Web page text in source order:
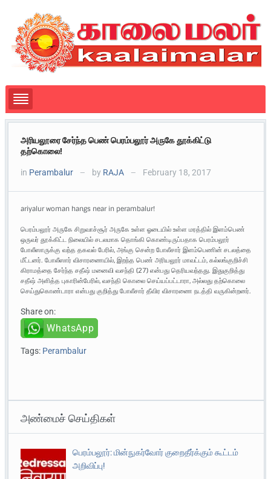
அரியலூரை சேர்ந்த பெண் பெரம்பலூர் அருகே தூக்கிட்டு
தற்கொலை!
in Perambalur — by RAJA — February 18, 2017
ariyalur woman hangs near in perambalur!
பெரம்பலூர் அருகே சிறுவாச்சூர் அருகே உள்ள ஓடையில் உள்ள மரத்தில் இளம்பெண்
ஒருவர் தூக்கிட்ட நிலையில் சடலமாக தொங்கி கொண்டிருப்பதாக பெரம்பலூர்
போலீஸாருக்கு வந்த தகவல் பேரில், அங்கு சென்ற போலீசார் இளம்பெணின் சடலத்தை
மீட்டனர். போலீஸார் விசாரணையில், இறந்த பெண் அரியலூர் மாவட்டம், கல்லங்குறிச்சி
கிராமத்தை சேர்ந்த சதீஷ் மனைவி வசந்தி (27) என்பது தெரியவந்தது. இதுகுறித்து
சதீஷ் அளித்த புகாரின்பேரில், வசந்தி கொலை செய்யப்பட்டாரா, அல்லது தற்கொலை
செய்துகொண்டாரா என்பது குறித்து போலீசார் தீவிர விசாரணை நடத்தி வருகின்றனர்.
Share on:
WhatsApp
Tags: Perambalur
அண்மைச் செய்திகள்
பெரம்பலூர்: மின்நுகர்வோர் குறைதீர்க்கும் கூட்டம்
அறிவிப்பு!